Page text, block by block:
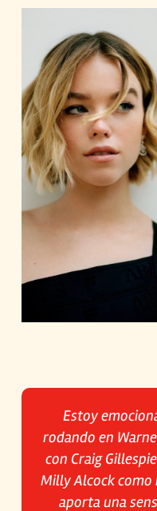
Estoy
rodando en
con Craig
Milly Alcock como
aporta una